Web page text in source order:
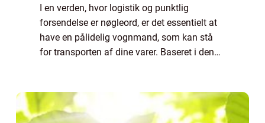
I en verden, hvor logistik og punktlig
forsendelse er nøgleord, er det essentielt at
have en pålidelig vognmand, som kan stå
for transporten af dine varer. Baseret i den